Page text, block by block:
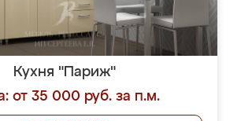
Кухня "Париж"
от 35 000 руб. за п.м.